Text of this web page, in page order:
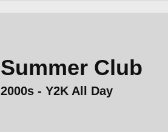
Summer Club
2000s - Y2K All Day